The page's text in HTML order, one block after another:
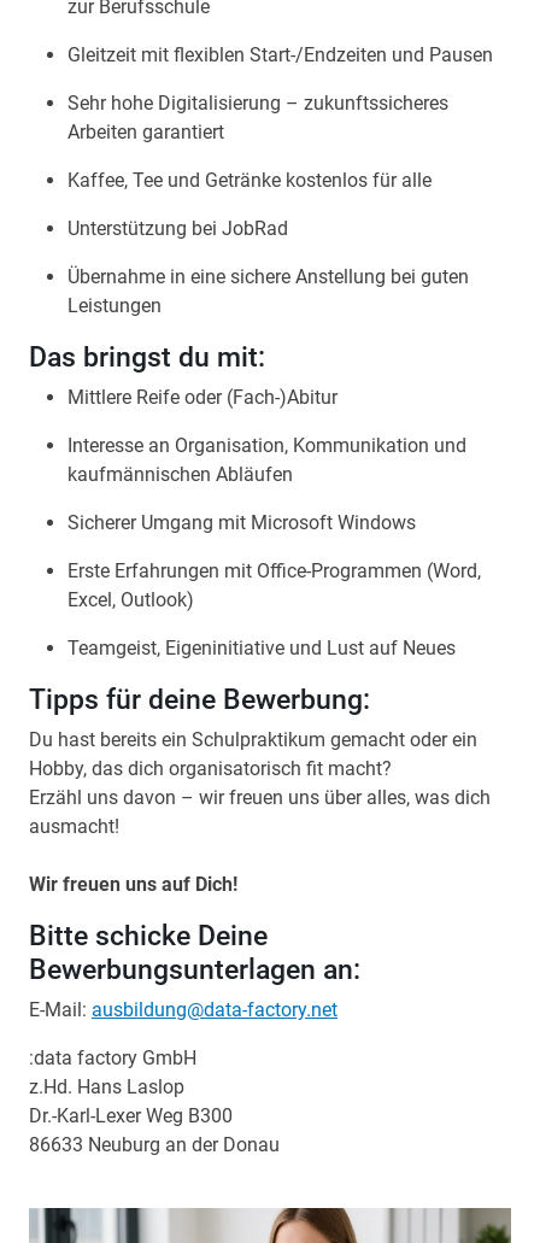
zur Berufsschule
Gleitzeit mit flexiblen Start-/Endzeiten und Pausen
Sehr hohe Digitalisierung – zukunftssicheres
Arbeiten garantiert
Kaffee, Tee und Getränke kostenlos für alle
Unterstützung bei JobRad
Übernahme in eine sichere Anstellung bei guten
Leistungen
Das bringst du mit:
Mittlere Reife oder (Fach-)Abitur
Interesse an Organisation, Kommunikation und
kaufmännischen Abläufen
Sicherer Umgang mit Microsoft Windows
Erste Erfahrungen mit Office-Programmen (Word,
Excel, Outlook)
Teamgeist, Eigeninitiative und Lust auf Neues
Tipps für deine Bewerbung:
Du hast bereits ein Schulpraktikum gemacht oder ein
Hobby, das dich organisatorisch fit macht?
Erzähl uns davon – wir freuen uns über alles, was dich
ausmacht!
Wir freuen uns auf Dich!
Bitte schicke Deine
Bewerbungsunterlagen an:
E-Mail: ausbildung@data-factory.net
:data factory GmbH
z.Hd. Hans Laslop
Dr.-Karl-Lexer Weg B300
86633 Neuburg an der Donau